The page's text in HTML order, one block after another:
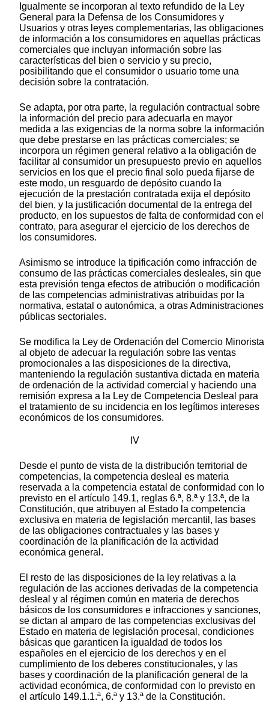
Igualmente se incorporan al texto refundido de la Ley
General para la Defensa de los Consumidores y
Usuarios y otras leyes complementarias, las obligaciones
de información a los consumidores en aquellas prácticas
comerciales que incluyan información sobre las
características del bien o servicio y su precio,
posibilitando que el consumidor o usuario tome una
decisión sobre la contratación.
Se adapta, por otra parte, la regulación contractual sobre
la información del precio para adecuarla en mayor
medida a las exigencias de la norma sobre la información
que debe prestarse en las prácticas comerciales; se
incorpora un régimen general relativo a la obligación de
facilitar al consumidor un presupuesto previo en aquellos
servicios en los que el precio final solo pueda fijarse de
este modo, un resguardo de depósito cuando la
ejecución de la prestación contratada exija el depósito
del bien, y la justificación documental de la entrega del
producto, en los supuestos de falta de conformidad con el
contrato, para asegurar el ejercicio de los derechos de
los consumidores.
Asimismo se introduce la tipificación como infracción de
consumo de las prácticas comerciales desleales, sin que
esta previsión tenga efectos de atribución o modificación
de las competencias administrativas atribuidas por la
normativa, estatal o autonómica, a otras Administraciones
públicas sectoriales.
Se modifica la Ley de Ordenación del Comercio Minorista
al objeto de adecuar la regulación sobre las ventas
promocionales a las disposiciones de la directiva,
manteniendo la regulación sustantiva dictada en materia
de ordenación de la actividad comercial y haciendo una
remisión expresa a la Ley de Competencia Desleal para
el tratamiento de su incidencia en los legítimos intereses
económicos de los consumidores.
IV
Desde el punto de vista de la distribución territorial de
competencias, la competencia desleal es materia
reservada a la competencia estatal de conformidad con lo
previsto en el artículo 149.1, reglas 6.ª, 8.ª y 13.ª, de la
Constitución, que atribuyen al Estado la competencia
exclusiva en materia de legislación mercantil, las bases
de las obligaciones contractuales y las bases y
coordinación de la planificación de la actividad
económica general.
El resto de las disposiciones de la ley relativas a la
regulación de las acciones derivadas de la competencia
desleal y al régimen común en materia de derechos
básicos de los consumidores e infracciones y sanciones,
se dictan al amparo de las competencias exclusivas del
Estado en materia de legislación procesal, condiciones
básicas que garanticen la igualdad de todos los
españoles en el ejercicio de los derechos y en el
cumplimiento de los deberes constitucionales, y las
bases y coordinación de la planificación general de la
actividad económica, de conformidad con lo previsto en
el artículo 149.1.1.ª, 6.ª y 13.ª de la Constitución.